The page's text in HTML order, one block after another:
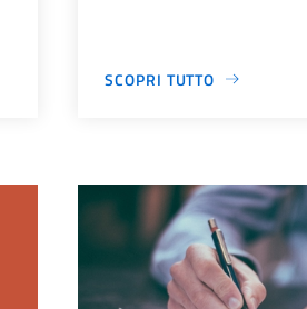
SCOPRI TUTTO